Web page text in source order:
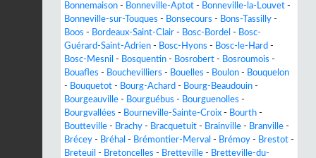
Bonnemaison - Bonneville-Aptot - Bonneville-la-Louvet -
Bonneville-sur-Touques - Bonsecours - Bons-Tassilly -
Boos - Bordeaux-Saint-Clair - Bosc-Bordel - Bosc-
Guérard-Saint-Adrien - Bosc-Hyons - Bosc-le-Hard -
Bosc-Mesnil - Bosquentin - Bosrobert - Bosroumois -
Bouafles - Bouchevilliers - Bouelles - Boulon - Bouquelon
- Bouquetot - Bourg-Achard - Bourg-Beaudouin -
Bourgeauville - Bourguébus - Bourguenolles -
Bourgvallées - Bourneville-Sainte-Croix - Bourth -
Boutteville - Brachy - Bracquetuit - Brainville - Branville -
Brécey - Bréhal - Brémontier-Merval - Brémoy - Brestot -
Breteuil - Bretoncelles - Bretteville - Bretteville-du-